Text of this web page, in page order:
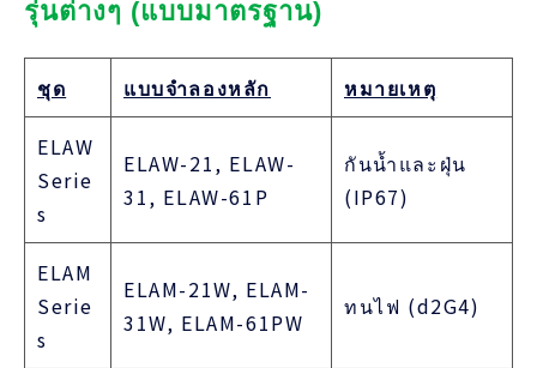
รุ่นต่างๆ (แบบมาตรฐาน)
ชุด แบบจำลองหลัก หมายเหตุ
ELAW
Serie
s
ELAW-21, ELAW-
31, ELAW-61P
กันน้ำและฝุ่น
(IP67)
ELAM
Serie
s
ELAM-21W, ELAM-
31W, ELAM-61PW
ทนไฟ (d2G4)